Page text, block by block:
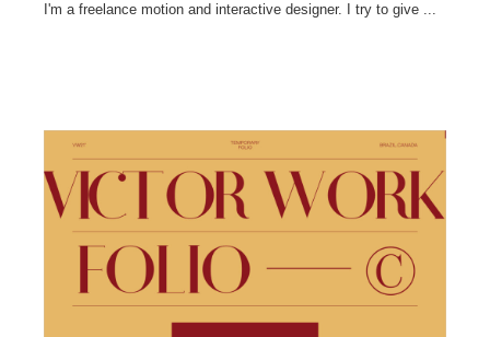
I'm a freelance motion and interactive designer. I try to give ...